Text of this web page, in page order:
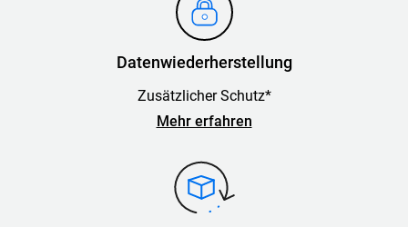
Datenwiederherstellung
Zusätzlicher Schutz*
Mehr erfahren